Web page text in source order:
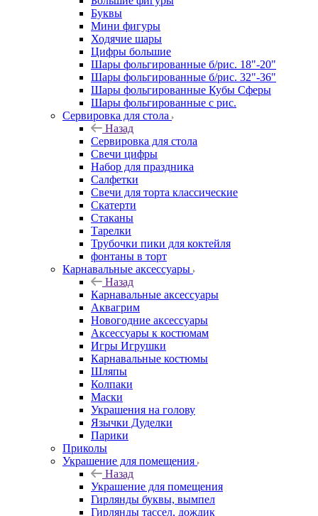
Буквы
Мини фигуры
Ходячие шары
Цифры большие
Шары фольгированные б/рис. 18"-20"
Шары фольгированные б/рис. 32"-36"
Шары фольгированные Кубы Сферы
Шары фольгированные с рис.
Сервировка для стола
Назад
Сервировка для стола
Свечи цифры
Набор для праздника
Салфетки
Свечи для торта классические
Скатерти
Стаканы
Тарелки
Трубочки пики для коктейля
фонтаны в торт
Карнавальные аксессуары
Назад
Карнавальные аксессуары
Аквагрим
Новогодние аксессуары
Аксессуары к костюмам
Игры Игрушки
Карнавальные костюмы
Шляпы
Колпаки
Маски
Украшения на голову
Язычки Дуделки
Парики
Приколы
Украшение для помещения
Назад
Украшение для помещения
Гирлянды буквы, вымпел
Гирлянды тассел, дождик